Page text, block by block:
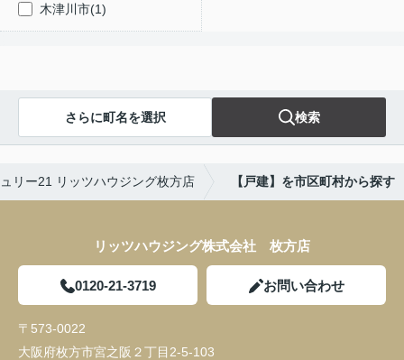
木津川市(1)
さらに町名を選択 検索
リー21 リッツハウジング枚方店 【戸建】を市区町村から探す
リッツハウジング株式会社 枚方店
0120-21-3719 お問い合わせ
〒573-0022
大阪府枚方市宮之阪２丁目2-5-103